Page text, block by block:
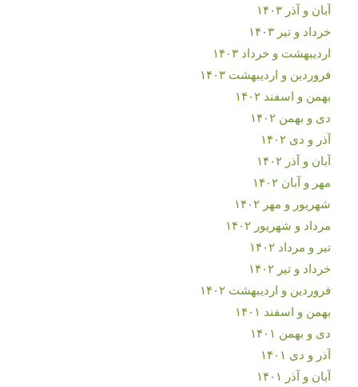
آبان و آذر ۱۴۰۳
خرداد و تیر ۱۴۰۳
اردیبهشت و خرداد ۱۴۰۳
فروردین و اردیبهشت ۱۴۰۳
بهمن و اسفند ۱۴۰۲
دی و بهمن ۱۴۰۲
آذر و دی ۱۴۰۲
آبان و آذر ۱۴۰۲
مهر و آبان ۱۴۰۲
شهریور و مهر ۱۴۰۲
مرداد و شهریور ۱۴۰۲
تیر و مرداد ۱۴۰۲
خرداد و تیر ۱۴۰۲
فروردین و اردیبهشت ۱۴۰۲
بهمن و اسفند ۱۴۰۱
دی و بهمن ۱۴۰۱
آذر و دی ۱۴۰۱
آبان و آذر ۱۴۰۱